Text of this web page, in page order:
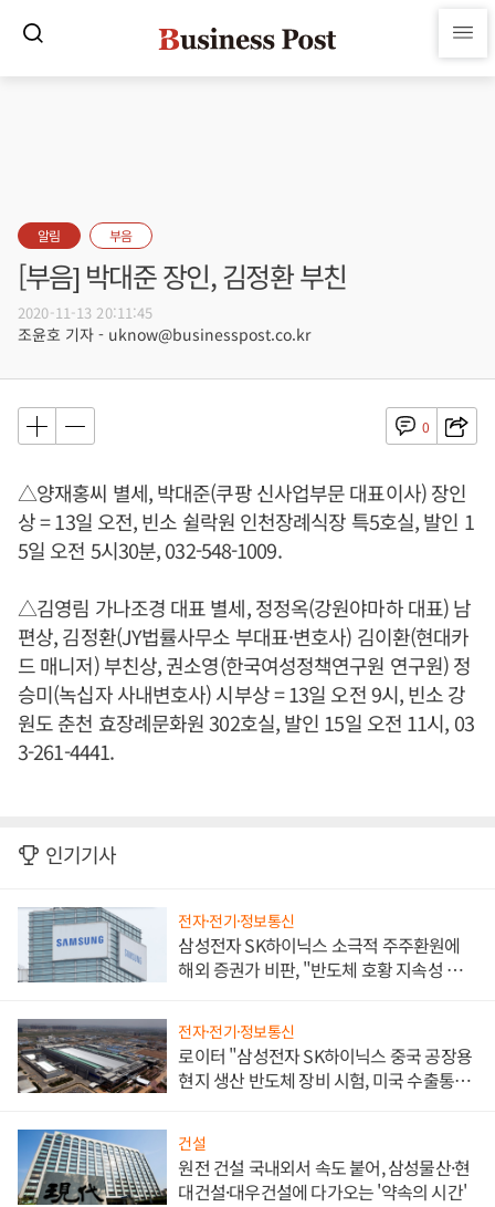
알림 부음
[부음] 박대준 장인, 김정환 부친
2020-11-13 20:11:45
조윤호 기자 - uknow@businesspost.co.kr
0
△양재홍씨 별세, 박대준(쿠팡 신사업부문 대표이사) 장인
상 = 13일 오전, 빈소 쉴락원 인천장례식장 특5호실, 발인 1
5일 오전 5시30분, 032-548-1009.
△김영림 가나조경 대표 별세, 정정옥(강원야마하 대표) 남
편상, 김정환(JY법률사무소 부대표·변호사) 김이환(현대카
드 매니저) 부친상, 권소영(한국여성정책연구원 연구원) 정
승미(녹십자 사내변호사) 시부상 = 13일 오전 9시, 빈소 강
원도 춘천 효장례문화원 302호실, 발인 15일 오전 11시, 03
3-261-4441.
인기기사
전자·전기·정보통신
삼성전자 SK하이닉스 소극적 주주환원에
해외 증권가 비판, "반도체 호황 지속성 의
전자·전기·정보통신
로이터 "삼성전자 SK하이닉스 중국 공장용
현지 생산 반도체 장비 시험, 미국 수출통제
건설
원전 건설 국내외서 속도 붙어, 삼성물산·현
대건설·대우건설에 다가오는 '약속의 시간'